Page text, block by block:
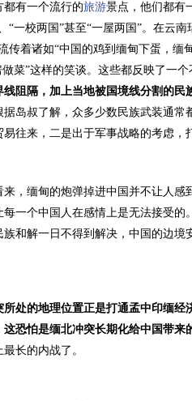
有一个流行的旅游景点，他们都有
“一校两国”甚至“一屋两国”。在云
传着诸如“中国的鸡到缅甸下蛋，缅
菜”这样的笑谈。这些都反映了一
阻隔，加上当地被国境线分割的民
据岛叔了解，众多少数民族武装通常
往来，二是出于军事战略的考虑，
缅甸的炮弹掉进中国并不让人感
一个中国人在感情上是无法接受的
和解一日不得到解决，中国的边境
所处的地理位置正是打通孟中印缅经
恐怕是缅北冲突长期化给中国带来
长的内战了。